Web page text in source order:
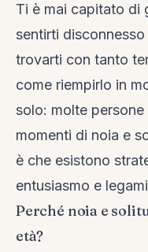
Ti è mai capitato di
sentirti
trovarti con tanto
come riempirlo in
solo: molte
momenti di noia e
è che esistono
entusiasmo e
Perché noia e
età?